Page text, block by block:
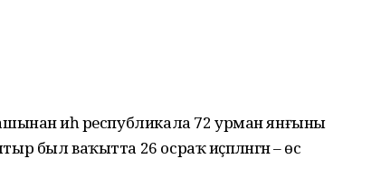
башынан иһә республикала 72 урман янғыны
был ваҡытта 26 осраҡ иҫәпләнгән – өс